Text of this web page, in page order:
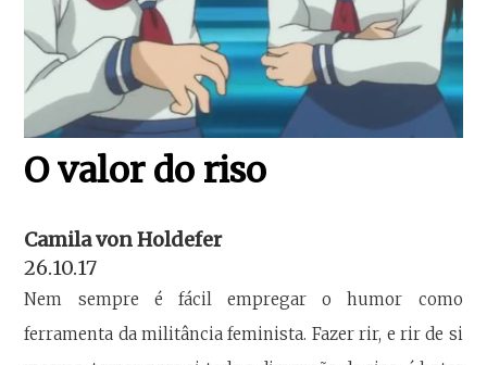
O valor do riso
Camila von Holdefer
26.10.17
Nem sempre é fácil empregar o humor como
ferramenta da militância feminista. Fazer rir, e rir de si